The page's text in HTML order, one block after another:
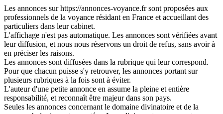
Les annonces sur https://annonces-voyance.fr sont proposées aux
professionnels de la voyance résidant en France et accueillant des
particuliers dans leur cabinet.
L'affichage n'est pas automatique. Les annonces sont vérifiées avant
leur diffusion, et nous nous réservons un droit de refus, sans avoir à
en préciser les raisons.
Les annonces sont diffusées dans la rubrique qui leur correspond.
Pour que chacun puisse s'y retrouver, les annonces portant sur
plusieurs rubriques à la fois sont à éviter.
L'auteur d'une petite annonce en assume la pleine et entière
responsabilité, et reconnaît être majeur dans son pays.
Seules les annonces concernant le domaine divinatoire et de la